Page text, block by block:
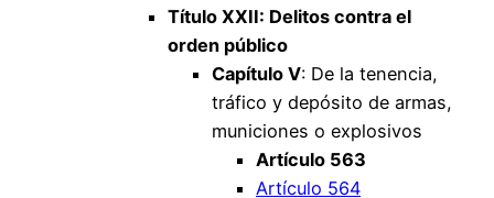
Título XXII: Delitos contra el
orden público
Capítulo V: De la tenencia,
tráfico y depósito de armas,
municiones o explosivos
Artículo 563
Artículo 564